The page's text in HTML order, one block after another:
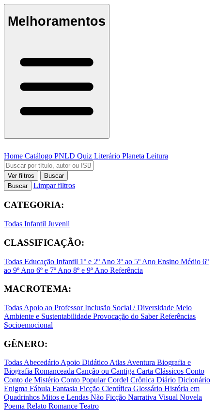
Melhoramentos
Home Catálogo PNLD Quiz Literário Planeta Leitura
Ver filtros
Buscar
Buscar
Limpar filtros
CATEGORIA:
Todas Infantil Juvenil
CLASSIFICAÇÃO:
Todas Educação Infantil 1º e 2º Ano 3º ao 5º Ano Ensino Médio 6º
ao 9º Ano 6º e 7º Ano 8º e 9º Ano Referência
MACROTEMA:
Todas Apoio ao ProfessorInclusão Social / Diversidade Meio
Ambiente e Sustentabilidade Provocação do SaberReferências
Socioemocional
GÊNERO:
TodasAbecedárioApoio DidáticoAtlasAventura Biografia e
Biografia Romanceada Canção ou Cantiga Carta Clássicos Conto
Conto de Mistério Conto PopularCordel Crônica Diário Dicionário
Enigma Fábula Fantasia Ficção Científica Glossário História em
Quadrinhos Mitos e Lendas Não Ficção Narrativa Visual Novela
Poema Relato Romance Teatro